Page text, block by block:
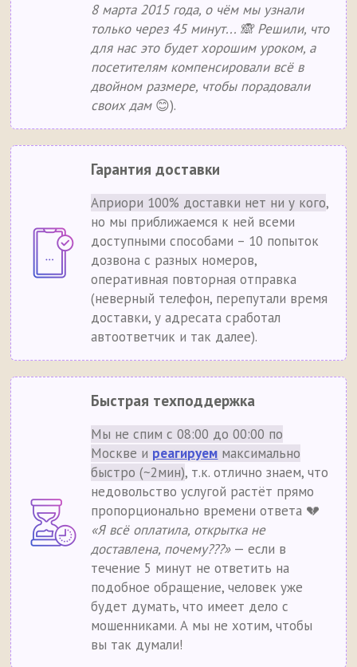
8 марта 2015 года, о чём мы узнали
только через 45 минут... 🙈 Решили, что
для нас это будет хорошим уроком, а
посетителям компенсировали всё в
двойном размере, чтобы порадовали
своих дам😊).
Гарантия доставки
Априори 100% доставки нет ни у кого,
но мы приближаемся к ней всеми
доступными способами – 10 попыток
дозвона с разных номеров,
оперативная повторная отправка
(неверный телефон, перепутали время
доставки, у адресата сработал
автоответчик и так далее).
Быстрая техподдержка
Мы не спим с 08:00 до 00:00 по
Москве и реагируем максимально
быстро (~2мин), т.к. отлично знаем, что
недовольство услугой растёт прямо
пропорционально времени ответа 💔
«Я всё оплатила, открытка не
доставлена, почему???»— если в
течение 5 минут не ответить на
подобное обращение, человек уже
будет думать, что имеет дело с
мошенниками. А мы не хотим, чтобы
вы так думали!